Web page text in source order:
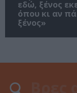
εδώ, ξένος
όπου κι αν
ξένος»